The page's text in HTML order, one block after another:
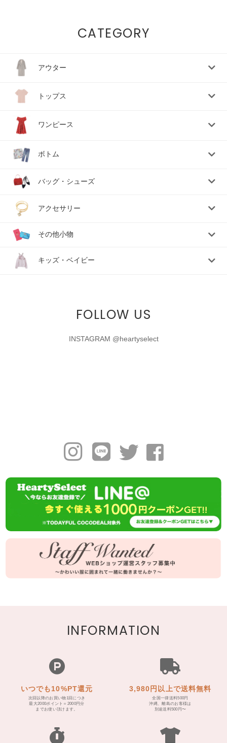
CATEGORY
アウター
トップス
ワンピース
ボトム
バッグ・シューズ
アクセサリー
その他小物
キッズ・ベイビー
FOLLOW US
INSTAGRAM @heartyselect
INFORMATION
いつでも10%PT還元
次回以降のお買い物1回につき
最大2000ポイント＝2000円分
までお使い頂けます。
3,980円以上で送料無料
全国一律送料500円
沖縄、離島のお客様は
別途送料500円〜